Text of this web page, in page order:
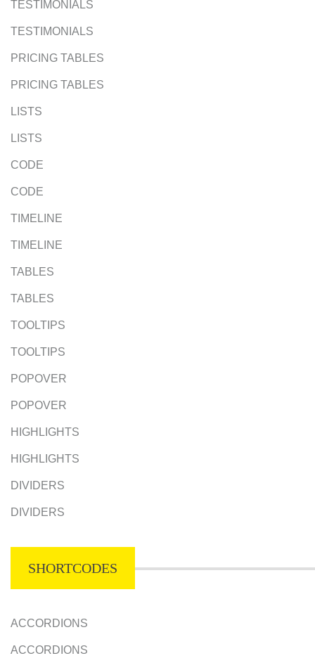
TESTIMONIALS
TESTIMONIALS
PRICING TABLES
PRICING TABLES
LISTS
LISTS
CODE
CODE
TIMELINE
TIMELINE
TABLES
TABLES
TOOLTIPS
TOOLTIPS
POPOVER
POPOVER
HIGHLIGHTS
HIGHLIGHTS
DIVIDERS
DIVIDERS
SHORTCODES
ACCORDIONS
ACCORDIONS